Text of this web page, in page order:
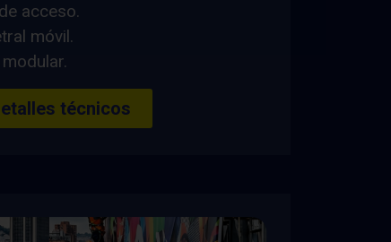
acceso.
móvil.
técnicos